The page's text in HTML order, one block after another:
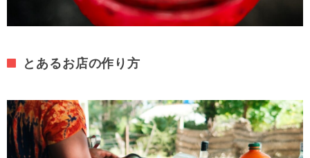
とあるお店の作り方